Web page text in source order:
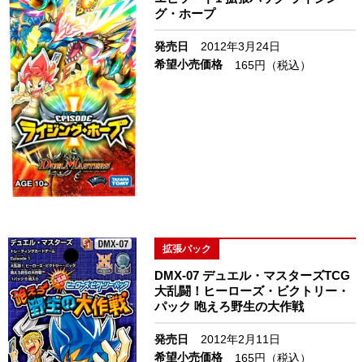
グ・ホープ
発売日
2012年3月24日
希望小売価格
165円（税込）
拡張パック
DMX-07 デュエル・マスターズTCG
大乱闘！ヒーローズ・ビクトリー・
パック 咆えろ野生の大作戦
発売日
2012年2月11日
希望小売価格
165円（税込）